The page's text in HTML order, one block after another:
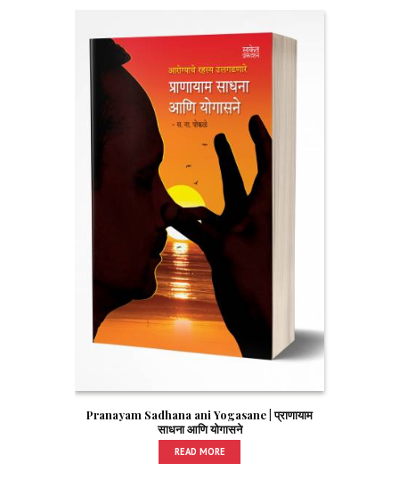
Pranayam Sadhana ani Yogasane | प्राणायाम
साधना आणि योगासने
READ MORE